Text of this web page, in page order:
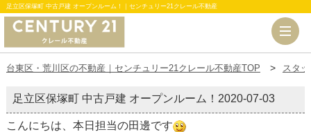
足立区保塚町 中古戸建 オープンルーム！｜センチュリー21クレール不動産
台東区・荒川区の不動産｜センチュリー21クレール不動産TOP スタ
足立区保塚町 中古戸建 オープンルーム！ 2020-07-03
こんにちは、本日担当の田邊です